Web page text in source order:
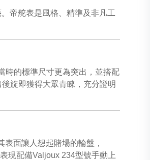
帝舵表是風格、精準及非凡工
時的標準尺寸更為突出，並搭配
旋即獲得大眾青睞，充分證明
面讓人想起賭場的輪盤，
現配備Valjoux 234型號手動上